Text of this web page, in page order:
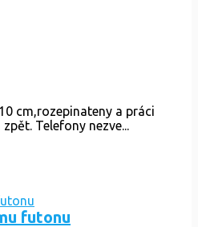
cm,rozepinateny a práci
Telefony nezve...
futonu